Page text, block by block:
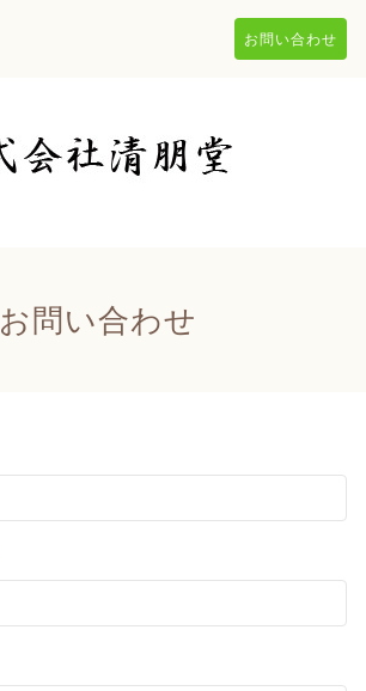
お問い合わせ
お問い合わせ